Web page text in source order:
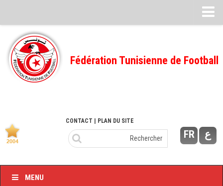
Feuille de match
FMI – 2022/2023
Ligue I – 2022/2023
Ligue I – 2020/2021
Ligue I – 2019/2020
Fédération Tunisienne de Football
FR ع
CONTACT | PLAN DU SITE
MENU